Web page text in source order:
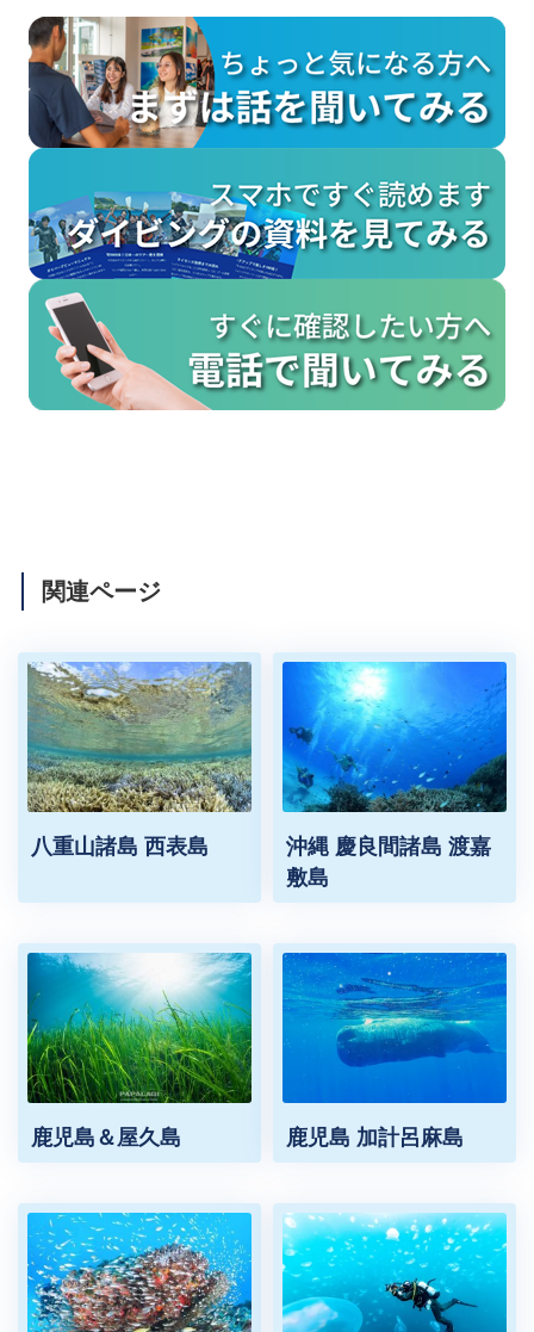
関連ページ
八重山諸島 西表島
沖縄 慶良間諸島 渡嘉
敷島
鹿児島＆屋久島 鹿児島 加計呂麻島